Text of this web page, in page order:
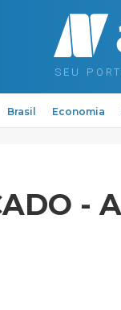
Brasil Economia
-